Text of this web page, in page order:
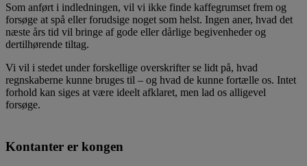
Som anført i indledningen, vil vi ikke finde kaffegrumset frem og
forsøge at spå eller forudsige noget som helst. Ingen aner, hvad det
næste års tid vil bringe af gode eller dårlige begivenheder og
dertilhørende tiltag.
Vi vil i stedet under forskellige overskrifter se lidt på, hvad
regnskaberne kunne bruges til – og hvad de kunne fortælle os. Intet
forhold kan siges at være ideelt afklaret, men lad os alligevel
forsøge.
Kontanter er kongen